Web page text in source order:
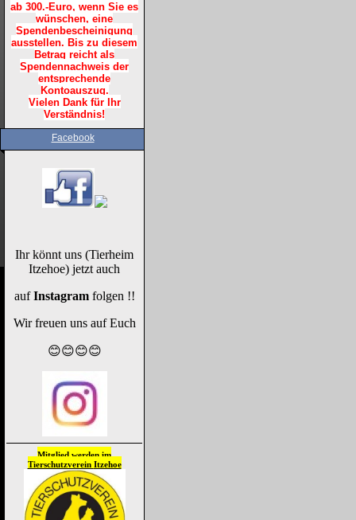
ab 300.-Euro, wenn Sie es
wünschen, eine
Spendenbescheinigung
ausstellen. Bis zu diesem
Betrag reicht als
Spendennachweis der
entsprechende
Kontoauszug.
Vielen Dank für Ihr
Verständnis!
Facebook
Ihr könnt uns (Tierheim
Itzehoe) jetzt auch
aufInstagramfolgen !!
Wir freuen uns auf Euch
😊😊😊😊
Mitglied werden im
Tierschutzverein Itzehoe